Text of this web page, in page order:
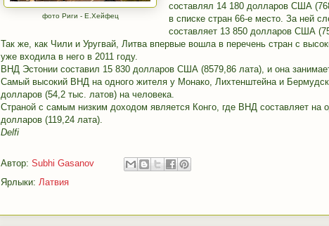
фото Риги - Е.Хейфец
составлял 14 180 долларов США
в списке стран 66-е место. За ней
составляет 13 850 долларов США
Так же, как Чили и Уругвай, Литва впервые вошла в перечень стран с
уже входила в него в 2011 году.
ВНД Эстонии составил 15 830 долларов США (8579,86 лата), и она
Самый высокий ВНД на одного жителя у Монако, Лихтенштейна и
долларов (54,2 тыс. латов) на человека.
Страной с самым низким доходом является Конго, где ВНД составляет на
долларов (119,24 лата).
Delfi
Автор: Subhi Gasanov
Ярлыки: Латвия